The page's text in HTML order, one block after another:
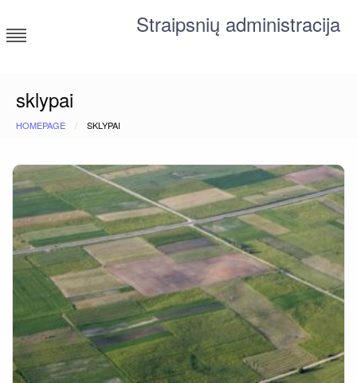
to
content
Straipsnių administracija
sklypai
HOMEPAGE SKLYPAI